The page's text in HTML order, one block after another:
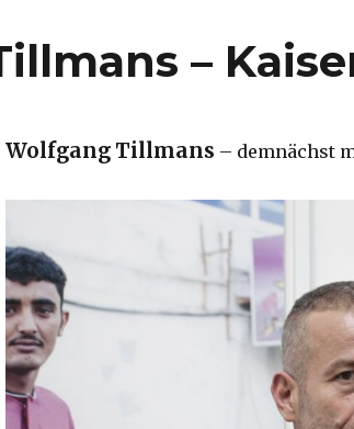
–
Wolfgang Tillmans – demnächst